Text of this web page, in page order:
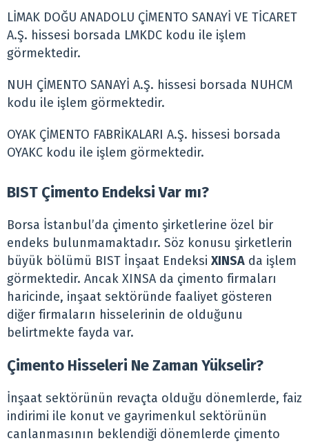
LİMAK DOĞU ANADOLU ÇİMENTO SANAYİ VE TİCARET
A.Ş. hissesi borsada LMKDC kodu ile işlem
görmektedir.
NUH ÇİMENTO SANAYİ A.Ş. hissesi borsada NUHCM
kodu ile işlem görmektedir.
OYAK ÇİMENTO FABRİKALARI A.Ş. hissesi borsada
OYAKC kodu ile işlem görmektedir.
BIST Çimento Endeksi Var mı?
Borsa İstanbul’da çimento şirketlerine özel bir
endeks bulunmamaktadır. Söz konusu şirketlerin
büyük bölümü BIST İnşaat Endeksi XINSA da işlem
görmektedir. Ancak XINSA da çimento firmaları
haricinde, inşaat sektöründe faaliyet gösteren
diğer firmaların hisselerinin de olduğunu
belirtmekte fayda var.
Çimento Hisseleri Ne Zaman Yükselir?
İnşaat sektörünün revaçta olduğu dönemlerde, faiz
indirimi ile konut ve gayrimenkul sektörünün
canlanmasının beklendiği dönemlerde çimento